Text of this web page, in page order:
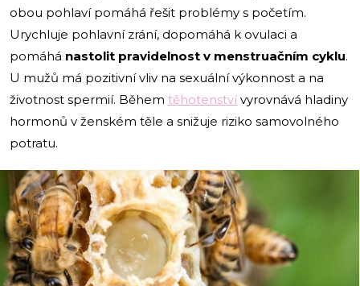
obou pohlaví pomáhá řešit problémy s početím.
Urychluje pohlavní zrání, dopomáhá k ovulaci a
pomáhá nastolit pravidelnost v menstruačním cyklu.
U mužů má pozitivní vliv na sexuální výkonnost a na
životnost spermií. Během těhotenstvívyrovnává hladiny
hormonů v ženském těle a snižuje riziko samovolného
potratu.